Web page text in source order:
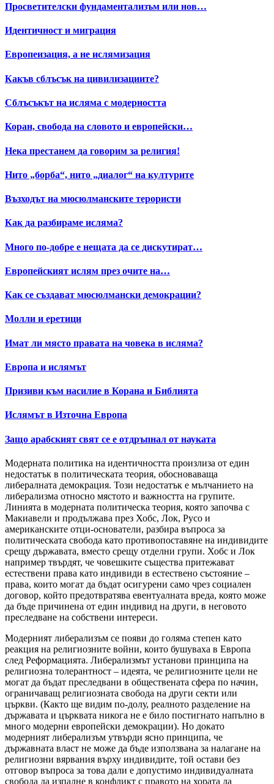
Просветителски фундаментализъм или нов…
Идентичност и миграция
Европеизация, а не ислямизация
Какъв сблъсък на цивилизациите?
Сблъсъкът на исляма с модерността
Коран, свобода на словото и европейски…
Нека престанем да говорим за религия!
Нито „борба“, нито „диалог“ на културите
Възходът на мюсюлманските терористи
Как да разбираме исляма?
Много по-добре е нещата да се дискутират…
Европейският ислям през очите на…
Как се създават мюсюлмански демокрации?
Молли и еретици
Имат ли място правата на човека в исляма?
Европа и ислямът
Призиви към насилие в Корана и Библията
Ислямът в Източна Европа
Защо арабският свят се е отдръпнал от науката
Модерната политика на идентичността произлиза от един
недостатък в политическата теория, обосноваваща
либералната демокрация. Този недостатък е мълчанието на
либерализма относно мястото и важността на групите.
Линията в модерната политическа теория, която започва с
Макиавели и продължава през Хобс, Лок, Русо и
американските отци-основатели, разбира въпроса за
политическата свобода като противопоставяне на индивидите
срещу държавата, вместо срещу отделни групи. Хобс и Лок
например твърдят, че човешките същества притежават
естествени права като индивиди в естествено състояние –
права, които могат да бъдат осигурени само чрез социален
договор, който предотвратява евентуалната вреда, която може
да бъде причинена от един индивид на други, в неговото
преследване на собствени интереси.
Модерният либерализъм се появи до голяма степен като
реакция на религиозните войни, които бушуваха в Европа
след Реформацията. Либерализмът установи принципа на
религиозна толерантност – идеята, че религиозните цели не
могат да бъдат преследвани в обществената сфера по начин,
ограничаващ религиозната свобода на други секти или
църкви. (Както ще видим по-долу, реалното разделение на
държавата и църквата никога не е било постигнато напълно в
много модерни европейски демокрации). Но докато
модерният либерализъм утвърди ясно принципа, че
държавната власт не може да бъде използвана за налагане на
религиозни вярвания върху индивидите, той остави без
отговор въпроса за това дали е допустимо индивидуалната
свобода да изпадне в конфликт с правото на хората да